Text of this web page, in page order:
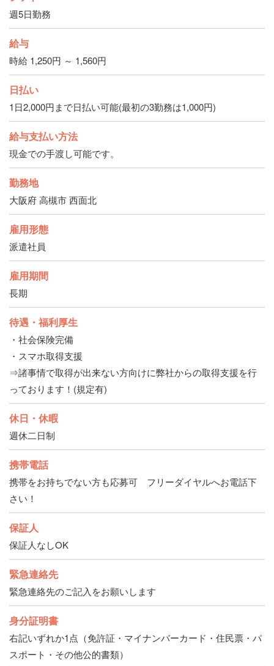
週5日勤務
給与
時給 1,250円 ～ 1,560円
日払い
1日2,000円まで日払い可能(最初の3勤務は1,000円)
給与支払い方法
現金での手渡し可能です。
勤務地
大阪府 高槻市 西面北
雇用形態
派遣社員
雇用期間
長期
待遇・福利厚生
・社会保険完備
・スマホ取得支援
⇒諸事情で取得が出来ない方向けに弊社からの取得支援を行
っております！(規定有)
休日・休暇
週休二日制
携帯電話
携帯をお持ちでない方も応募可 フリーダイヤルへお電話下
さい！
保証人
保証人なしOK
緊急連絡先
緊急連絡先のご記入をお願いします
身分証明書
右記いずれか1点（免許証・マイナンバーカード・住民票・パ
スポート・その他公的書類）